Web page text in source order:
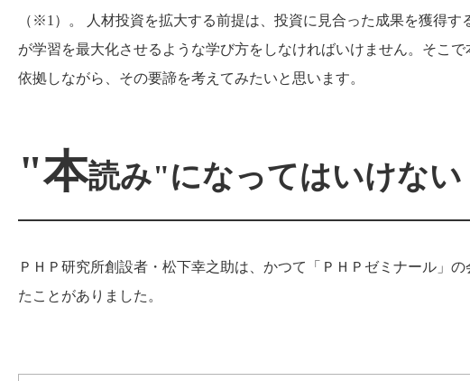
（※1）。 人材投資を拡大する前提は、投資に見合った成果を獲得
が学習を最大化させるような学び方をしなければいけません。そこ
依拠しながら、その要諦を考えてみたいと思います。
"本読み"になってはいけない
ＰＨＰ研究所創設者・松下幸之助は、かつて「ＰＨＰゼミナール」
たことがありました。